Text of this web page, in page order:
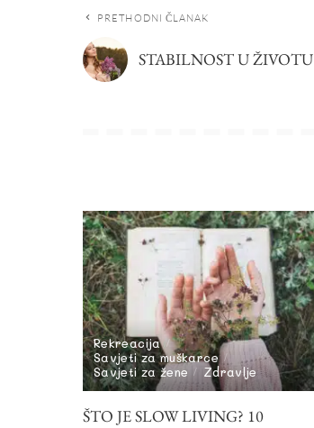
PRETHODNI ČLANAK
STABILNOST U ŽIVOTU
Rekreacija
Savjeti za muškarce
Savjeti za žene
Zdravlje
ŠTO JE SLOW LIVING? 10